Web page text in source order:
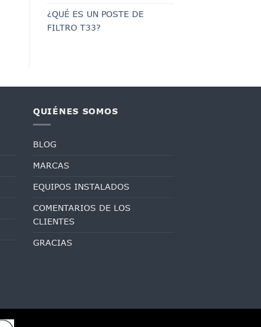
¿QUÉ ES UN POSTE DE
FILTRO T33?
QUIÉNES SOMOS
BLOG
MARCAS
EQUIPOS INSTALADOS
COMENTARIOS DE LOS
CLIENTES
GRACIAS